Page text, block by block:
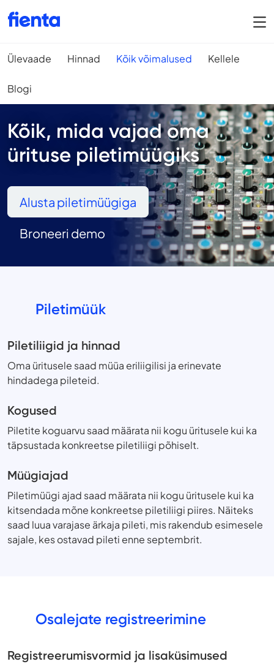
Ülevaade Hinnad Kõik võimalused Kellele
Blogi
Kõik, mida vajad oma
ürituse piletimüügiks
Alusta piletimüügiga
Broneeri demo
Piletimüük
Piletiliigid ja hinnad
Oma üritusele saad müüa eriliigilisi ja erinevate
hindadega pileteid.
Kogused
Piletite koguarvu saad määrata nii kogu üritusele kui ka
täpsustada konkreetse piletiliigi põhiselt.
Müügiajad
Piletimüügi ajad saad määrata nii kogu üritusele kui ka
kitsendada mõne konkreetse piletiliigi piires. Näiteks
saad luua varajase ärkaja pileti, mis rakendub esimesele
sajale, kes ostavad pileti enne septembrit.
Osalejate registreerimine
Registreerumisvormid ja lisaküsimused